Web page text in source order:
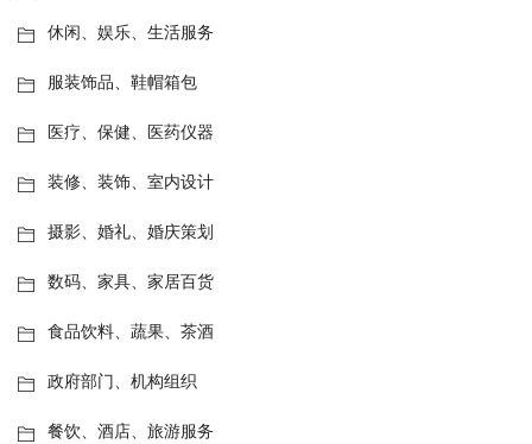
休闲、娱乐、生活服务
服装饰品、鞋帽箱包
医疗、保健、医药仪器
装修、装饰、室内设计
摄影、婚礼、婚庆策划
数码、家具、家居百货
食品饮料、蔬果、茶酒
政府部门、机构组织
餐饮、酒店、旅游服务